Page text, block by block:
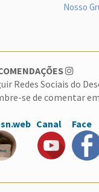
Nosso
Redes Sociais do
se de comentar
Canal Face